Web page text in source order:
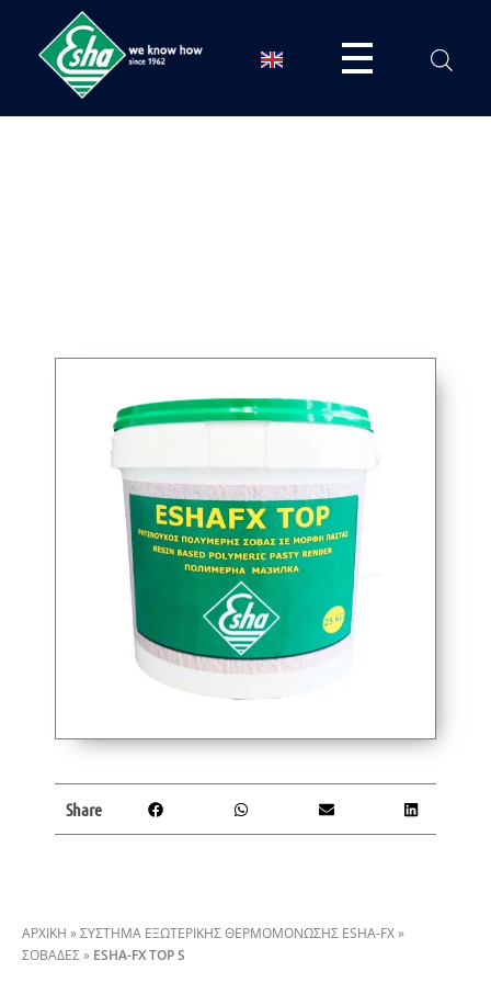
ESHA
ΑΡΧΙΚΗ »ΣΥΣΤΗΜΑ ΕΞΩΤΕΡΙΚΗΣ ΘΕΡΜΟΜΟΝΩΣΗΣ ESHA-FX»
ΣΟΒΆΔΕΣ» ESHA-FX TOP S
Share